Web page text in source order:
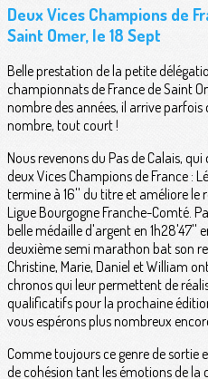
Deux Vices Champions de
Saint Omer, le 18 Sept
Belle prestation de la petite
championnats de France de Saint
nombre des années, il arrive
nombre, tout court !
Nous revenons du Pas de Calais,
deux Vices Champions de France :
termine à 16'' du titre et améliore le
Ligue Bourgogne Franche-Comté.
belle médaille d'argent en 1h28'47''
deuxième semi marathon bat son
Christine, Marie, Daniel et William
chronos qui leur permettent de
qualificatifs pour la prochaine
vous espérons plus nombreux
Comme toujours ce genre de
de cohésion tant les émotions de